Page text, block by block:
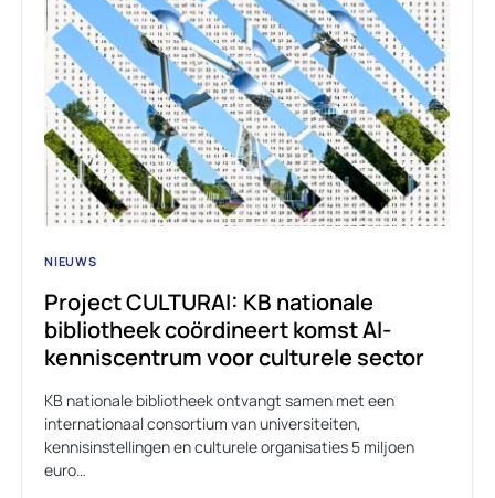
NIEUWS
Project CULTURAI: KB nationale
bibliotheek coördineert komst AI-
kenniscentrum voor culturele sector
KB nationale bibliotheek ontvangt samen met een
internationaal consortium van universiteiten,
kennisinstellingen en culturele organisaties 5 miljoen
euro…